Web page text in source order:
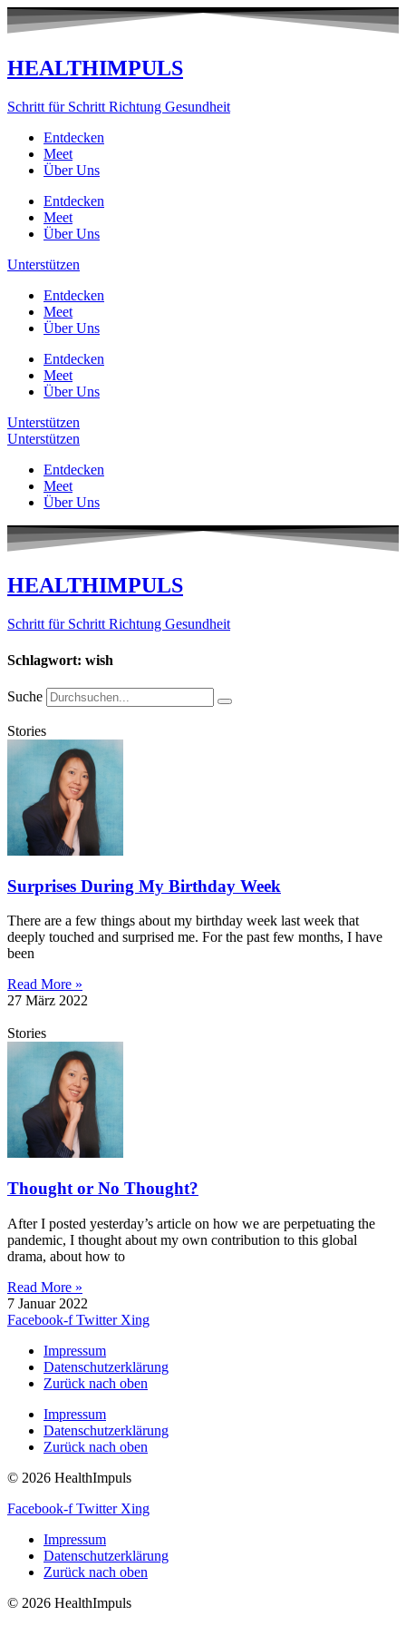
Zum
Inhalt
HEALTHIMPULS
Schritt für Schritt Richtung Gesundheit
Entdecken
Meet
Über Uns
Entdecken
Meet
Über Uns
Unterstützen
Entdecken
Meet
Über Uns
Entdecken
Meet
Über Uns
Unterstützen
Unterstützen
Entdecken
Meet
Über Uns
HEALTHIMPULS
Schritt für Schritt Richtung Gesundheit
Schlagwort: wish
Suche
Stories
Surprises During My Birthday Week
There are a few things about my birthday week last week that
deeply touched and surprised me. For the past few months, I have
been
Read More »
27 März 2022
Stories
Thought or No Thought?
After I posted yesterday’s article on how we are perpetuating the
pandemic, I thought about my own contribution to this global
drama, about how to
Read More »
7 Januar 2022
Facebook-f Twitter Xing
Impressum
Datenschutzerklärung
Zurück nach oben
Impressum
Datenschutzerklärung
Zurück nach oben
© 2026 HealthImpuls
Facebook-f Twitter Xing
Impressum
Datenschutzerklärung
Zurück nach oben
© 2026 HealthImpuls